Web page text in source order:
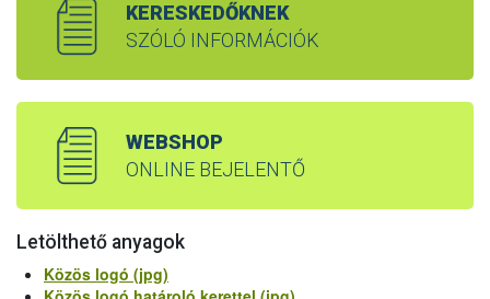
KERESKEDŐKNEK
SZÓLÓ INFORMÁCIÓK
WEBSHOP
ONLINE BEJELENTŐ
Letölthető anyagok
Közös logó (jpg)